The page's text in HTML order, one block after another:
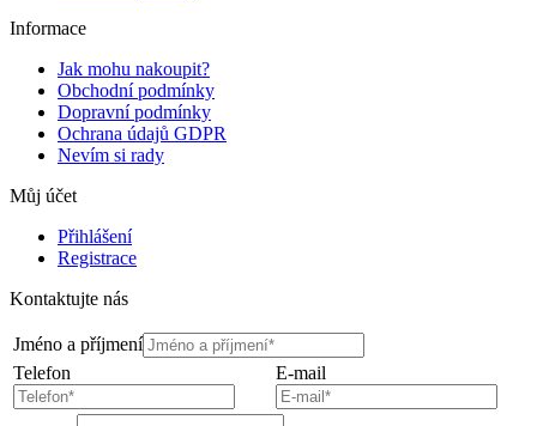
Informace
Jak mohu nakoupit?
Obchodní podmínky
Dopravní podmínky
Ochrana údajů GDPR
Nevím si rady
Můj účet
Přihlášení
Registrace
Kontaktujte nás
Jméno a příjmení
Telefon
E-mail